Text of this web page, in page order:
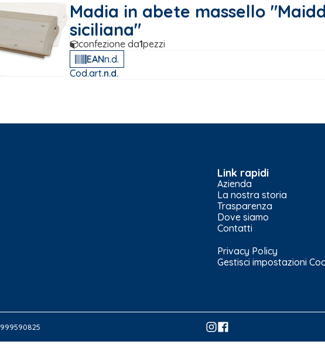
Madia in abete massello
siciliana"
confezione da1pezzi
EANn.d.
Cod.art.n.d.
Link rapidi
Azienda
La nostra storia
Trasparenza
Dove siamo
Contatti
Privacy Policy
Gestisci impostazioni